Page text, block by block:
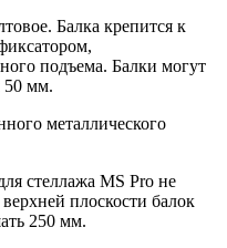
Балка крепится к
подъема. Балки могут
50 мм.
металлического
стеллажа MS Pro не
плоскости балок
250 мм.